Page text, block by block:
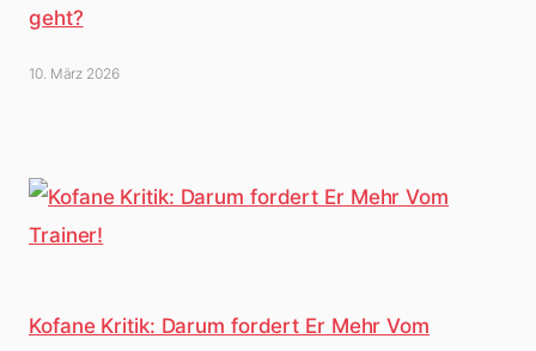
geht?
10. März 2026
Kofane Kritik: Darum fordert Er Mehr Vom